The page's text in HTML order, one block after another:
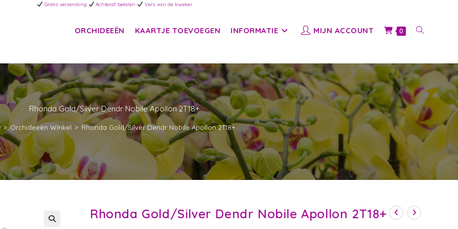
Gratis verzending Achteraf betalen Vers van de kweker
ORCHIDEEËN KAARTJE TOEVOEGEN INFORMATIE MIJN ACCOUNT 0 TOGGLE
WEBSITE
ZOEKEN
Rhonda Gold/Silver Dendr Nobile Apollon 2T18+
> Orchideeën Winkel > Rhonda Gold/Silver Dendr Nobile Apollon 2T18+
Rhonda Gold/Silver Dendr Nobile Apollon 2T18+